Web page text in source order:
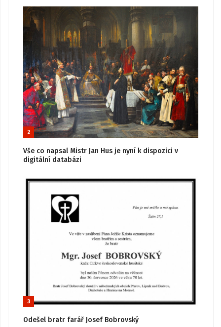
2
Vše co napsal Mistr Jan Hus je nyní k dispozici v
digitální databázi
3
Odešel bratr farář Josef Bobrovský